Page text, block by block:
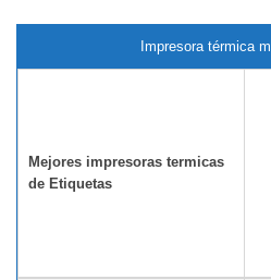
Impresora térmica
Mejores impresoras termicas
de Etiquetas